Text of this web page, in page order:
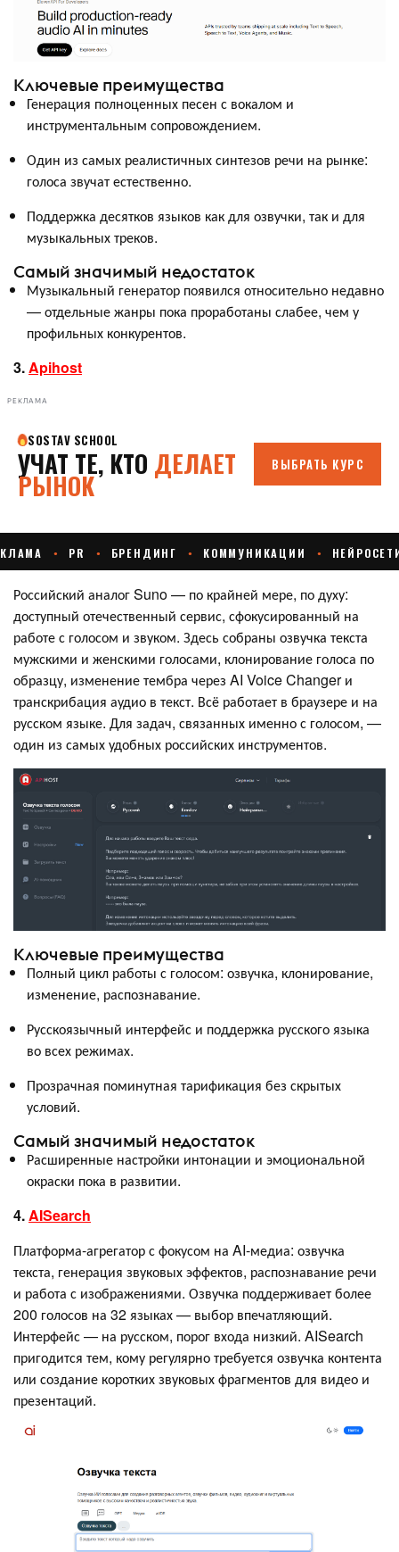
Ключевые преимущества
Генерация полноценных песен с вокалом и
инструментальным сопровождением.
Один из самых реалистичных синтезов речи на рынке:
голоса звучат естественно.
Поддержка десятков языков как для озвучки, так и для
музыкальных треков.
Самый значимый недостаток
Музыкальный генератор появился относительно недавно
— отдельные жанры пока проработаны слабее, чем у
профильных конкурентов.
3.Apihost
РЕКЛАМА
Российский аналог Suno — по крайней мере, по духу:
доступный отечественный сервис, сфокусированный на
работе с голосом и звуком. Здесь собраны озвучка текста
мужскими и женскими голосами, клонирование голоса по
образцу, изменение тембра через AI Voice Changer и
транскрибация аудио в текст. Всё работает в браузере и на
русском языке. Для задач, связанных именно с голосом, —
один из самых удобных российских инструментов.
Ключевые преимущества
Полный цикл работы с голосом: озвучка, клонирование,
изменение, распознавание.
Русскоязычный интерфейс и поддержка русского языка
во всех режимах.
Прозрачная поминутная тарификация без скрытых
условий.
Самый значимый недостаток
Расширенные настройки интонации и эмоциональной
окраски пока в развитии.
4.AISearch
Платформа-агрегатор с фокусом на AI-медиа: озвучка
текста, генерация звуковых эффектов, распознавание речи
и работа с изображениями. Озвучка поддерживает более
200 голосов на 32 языках — выбор впечатляющий.
Интерфейс — на русском, порог входа низкий. AISearch
пригодится тем, кому регулярно требуется озвучка контента
или создание коротких звуковых фрагментов для видео и
презентаций.